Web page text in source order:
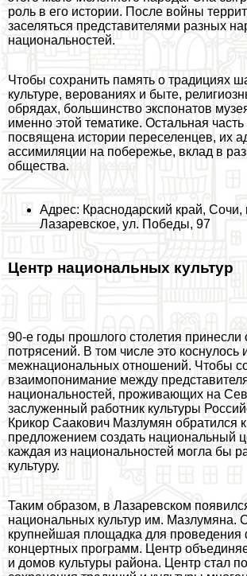
роль в его истории. После войны
заселяться представителями разных
национальностей.
Чтобы сохранить память о традициях
культуре, верованиях и быте,
обрядах, большинство экспонатов
именно этой тематике. Остальная часть
посвящена истории переселенцев, их
ассимиляции на побережье, вклад в
общества.
Адрес: Краснодарский край, Сочи,
Лазаревское, ул. Победы, 97
Центр национальных культур
90-е годы прошлого столетия
потрясений. В том числе это коснулось
межнациональных отношений. Чтобы
взаимопонимание между
национальностей, проживающих на
заслуженный работник культуры
Крикор Саакович Мазлумян обратился
предложением создать национальный
каждая из национальностей могла бы
культуру.
Таким образом, в Лазаревском
национальных культур им. Мазлумяна.
крупнейшая площадка для проведения
концертных программ. Центр
и домов культуры района. Центр стал